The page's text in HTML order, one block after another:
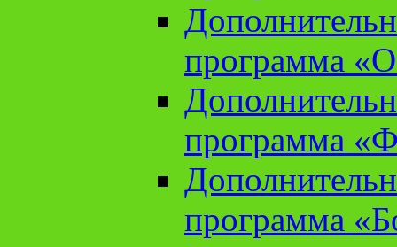
программа
программа
программа